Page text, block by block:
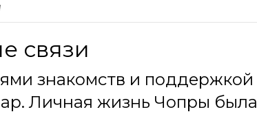
связи
знакомств и поддержкой
Личная жизнь Чопры была